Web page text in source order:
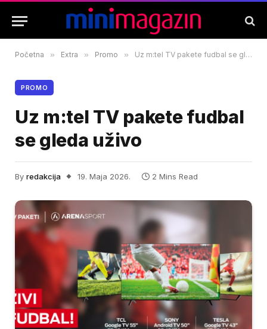
Početna » Extra » Promo » Uz m:tel TV pakete fudbal se gleda uživo
PROMO
Uz m:tel TV pakete fudbal
se gleda uživo
By redakcija 19. Maja 2026. 2 Mins Read